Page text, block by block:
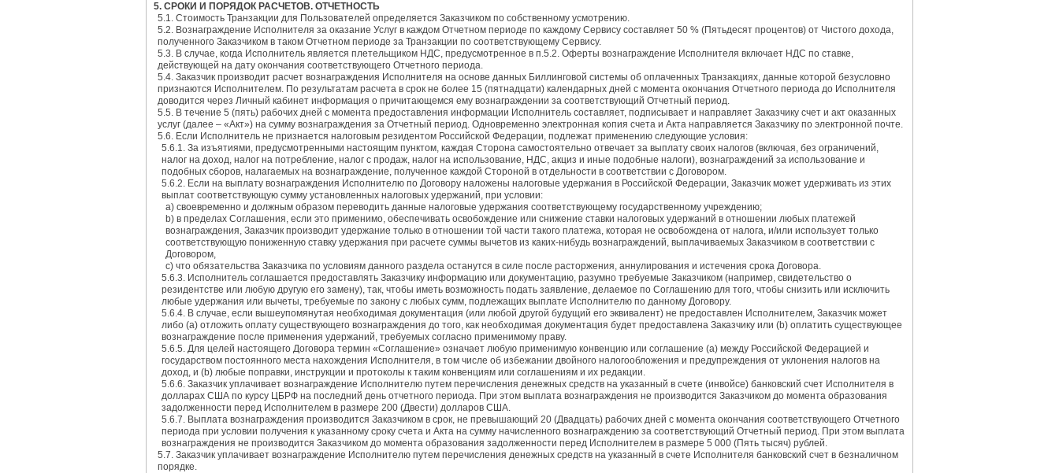
5. СРОКИ И ПОРЯДОК РАСЧЕТОВ. ОТЧЕТНОСТЬ
5.1. Стоимость Транзакции для Пользователей определяется Заказчиком по собственному усмотрению.
5.2. Вознаграждение Исполнителя за оказание Услуг в каждом Отчетном периоде по каждому Сервису составляет 50 % (Пятьдесят процентов) от Чистого дохода,
полученного Заказчиком в таком Отчетном периоде за Транзакции по соответствующему Сервису.
5.3. В случае, когда Исполнитель является плетельщиком НДС, предусмотренное в п.5.2. Оферты вознаграждение Исполнителя включает НДС по ставке,
действующей на дату окончания соответствующего Отчетного периода.
5.4. Заказчик производит расчет вознаграждения Исполнителя на основе данных Биллинговой системы об оплаченных Транзакциях, данные которой безусловно
признаются Исполнителем. По результатам расчета в срок не более 15 (пятнадцати) календарных дней с момента окончания Отчетного периода до Исполнителя
доводится через Личный кабинет информация о причитающемся ему вознаграждении за соответствующий Отчетный период.
5.5. В течение 5 (пять) рабочих дней с момента предоставления информации Исполнитель составляет, подписывает и направляет Заказчику счет и акт оказанных
услуг (далее – «Акт») на сумму вознаграждения за Отчетный период. Одновременно электронная копия счета и Акта направляется Заказчику по электронной почте.
5.6. Если Исполнитель не признается налоговым резидентом Российской Федерации, подлежат применению следующие условия:
5.6.1. За изъятиями, предусмотренными настоящим пунктом, каждая Сторона самостоятельно отвечает за выплату своих налогов (включая, без ограничений,
налог на доход, налог на потребление, налог с продаж, налог на использование, НДС, акциз и иные подобные налоги), вознаграждений за использование и
подобных сборов, налагаемых на вознаграждение, полученное каждой Стороной в отдельности в соответствии с Договором.
5.6.2. Если на выплату вознаграждения Исполнителю по Договору наложены налоговые удержания в Российской Федерации, Заказчик может удерживать из этих
выплат соответствующую сумму установленных налоговых удержаний, при условии:
а) своевременно и должным образом переводить данные налоговые удержания соответствующему государственному учреждению;
b) в пределах Соглашения, если это применимо, обеспечивать освобождение или снижение ставки налоговых удержаний в отношении любых платежей
вознаграждения, Заказчик производит удержание только в отношении той части такого платежа, которая не освобождена от налога, и/или использует только
соответствующую пониженную ставку удержания при расчете суммы вычетов из каких-нибудь вознаграждений, выплачиваемых Заказчиком в соответствии с
Договором,
c) что обязательства Заказчика по условиям данного раздела останутся в силе после расторжения, аннулирования и истечения срока Договора.
5.6.3. Исполнитель соглашается предоставлять Заказчику информацию или документацию, разумно требуемые Заказчиком (например, свидетельство о
резидентстве или любую другую его замену), так, чтобы иметь возможность подать заявление, делаемое по Соглашению для того, чтобы снизить или исключить
любые удержания или вычеты, требуемые по закону с любых сумм, подлежащих выплате Исполнителю по данному Договору.
5.6.4. В случае, если вышеупомянутая необходимая документация (или любой другой будущий его эквивалент) не предоставлен Исполнителем, Заказчик может
либо (а) отложить оплату существующего вознаграждения до того, как необходимая документация будет предоставлена Заказчику или (b) оплатить существующее
вознаграждение после применения удержаний, требуемых согласно применимому праву.
5.6.5. Для целей настоящего Договора термин «Соглашение» означает любую применимую конвенцию или соглашение (a) между Российской Федерацией и
государством постоянного места нахождения Исполнителя, в том числе об избежании двойного налогообложения и предупреждения от уклонения налогов на
доход, и (b) любые поправки, инструкции и протоколы к таким конвенциям или соглашениям и их редакции.
5.6.6. Заказчик уплачивает вознаграждение Исполнителю путем перечисления денежных средств на указанный в счете (инвойсе) банковский счет Исполнителя в
долларах США по курсу ЦБРФ на последний день отчетного периода. При этом выплата вознаграждения не производится Заказчиком до момента образования
задолженности перед Исполнителем в размере 200 (Двести) долларов США.
5.6.7. Выплата вознаграждения производится Заказчиком в срок, не превышающий 20 (Двадцать) рабочих дней с момента окончания соответствующего Отчетного
периода при условии получения к указанному сроку счета и Акта на сумму начисленного вознаграждению за соответствующий Отчетный период. При этом выплата
вознаграждения не производится Заказчиком до момента образования задолженности перед Исполнителем в размере 5 000 (Пять тысяч) рублей.
5.7. Заказчик уплачивает вознаграждение Исполнителю путем перечисления денежных средств на указанный в счете Исполнителя банковский счет в безналичном
порядке.